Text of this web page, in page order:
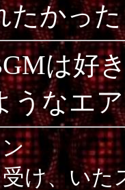
たかっ
は好
うなエ
け、い